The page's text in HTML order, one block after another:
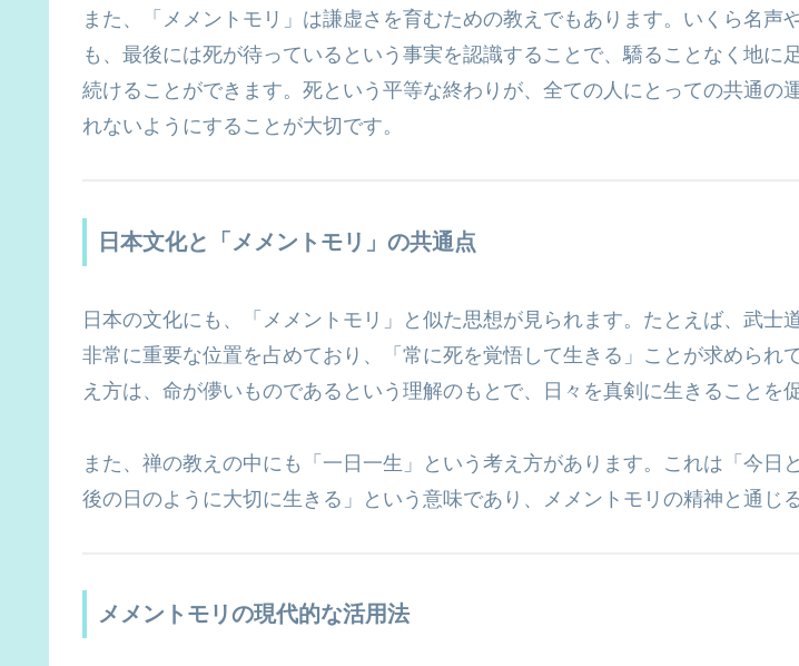
また、「メメントモリ」は謙虚さを育むための教えでもあります。いくら名声
も、最後には死が待っているという事実を認識することで、驕ることなく地に
続けることができます。死という平等な終わりが、全ての人にとっての共通の
れないようにすることが大切です。
日本文化と「メメントモリ」の共通点
日本の文化にも、「メメントモリ」と似た思想が見られます。たとえば、武士
非常に重要な位置を占めており、「常に死を覚悟して生きる」ことが求められ
え方は、命が儚いものであるという理解のもとで、日々を真剣に生きることを
また、禅の教えの中にも「一日一生」という考え方があります。これは「今日
後の日のように大切に生きる」という意味であり、メメントモリの精神と通じ
メメントモリの現代的な活用法